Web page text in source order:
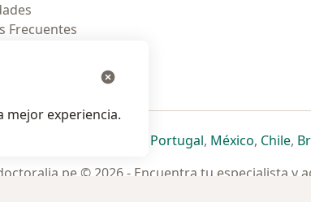
Frecuentes
abre en una nueva pestaña
se abre en una nueva pestaña
se abre en una nueva pestaña
se abre en una nueva
Portugalse abre en una
, Méxicose abre
, Chilese
,
© 2026 - Encuentra tu especialista y
mejor experiencia.